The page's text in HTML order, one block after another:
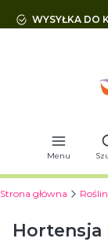
WYSYŁKA DO
Menu
Strona główna
Hortensja